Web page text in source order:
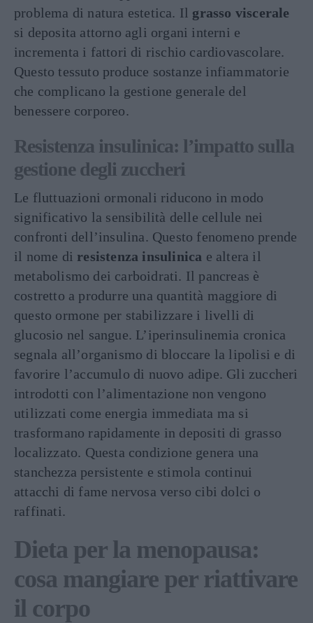
problema di natura estetica. Il grasso viscerale
si deposita attorno agli organi interni e
incrementa i fattori di rischio cardiovascolare.
Questo tessuto produce sostanze infiammatorie
che complicano la gestione generale del
benessere corporeo.
Resistenza insulinica: l’impatto sulla
gestione degli zuccheri
Le fluttuazioni ormonali riducono in modo
significativo la sensibilità delle cellule nei
confronti dell’insulina. Questo fenomeno prende
il nome di resistenza insulinica e altera il
metabolismo dei carboidrati. Il pancreas è
costretto a produrre una quantità maggiore di
questo ormone per stabilizzare i livelli di
glucosio nel sangue. L’iperinsulinemia cronica
segnala all’organismo di bloccare la lipolisi e di
favorire l’accumulo di nuovo adipe. Gli zuccheri
introdotti con l’alimentazione non vengono
utilizzati come energia immediata ma si
trasformano rapidamente in depositi di grasso
localizzato. Questa condizione genera una
stanchezza persistente e stimola continui
attacchi di fame nervosa verso cibi dolci o
raffinati.
Dieta per la menopausa:
cosa mangiare per riattivare
il corpo